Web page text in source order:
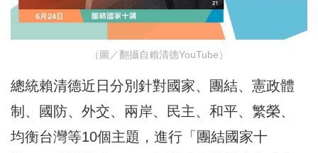
（圖／翻攝自賴清德YouTube）
總統賴清德近日分別針對國家、團結、憲政體
制、國防、外交、兩岸、民主、和平、繁榮、
均衡台灣等10個主題，進行「團結國家十